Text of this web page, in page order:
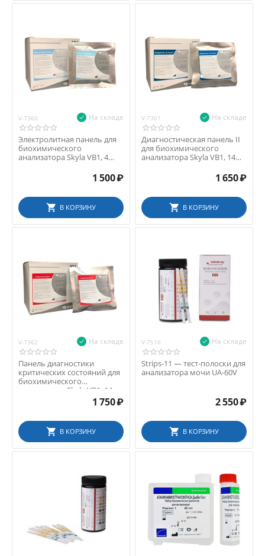
V-7360 На складе
Электролитная панель для
биохимического
анализатора Skyla VB1, 4
1 500₽
В КОРЗИНУ
V-7361 На складе
Диагностическая панель II
для биохимического
анализатора Skyla VB1, 14
1 650₽
В КОРЗИНУ
V-7362 На складе
Панель диагностики
критических состояний для
биохимического
анализатора Skyla VB1, 14
1 750₽
В КОРЗИНУ
V-7516 На складе
Strips-11 — тест-полоски для
анализатора мочи UA-60V
2 550₽
В КОРЗИНУ